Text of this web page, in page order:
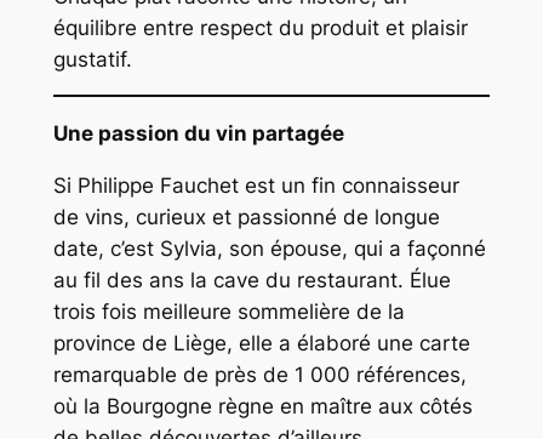
équilibre entre respect du produit et plaisir
gustatif.
Une passion du vin partagée
Si Philippe Fauchet est un fin connaisseur
de vins, curieux et passionné de longue
date, c’est Sylvia, son épouse, qui a façonné
au fil des ans la cave du restaurant. Élue
trois fois meilleure sommelière de la
province de Liège, elle a élaboré une carte
remarquable de près de 1 000 références,
où la Bourgogne règne en maître aux côtés